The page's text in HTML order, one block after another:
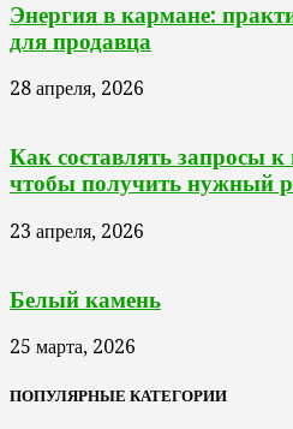
Энергия в кармане:
для продавца
28 апреля, 2026
Как составлять запросы к
чтобы получить нужный
23 апреля, 2026
Белый камень
25 марта, 2026
ПОПУЛЯРНЫЕ КАТЕГОРИИ